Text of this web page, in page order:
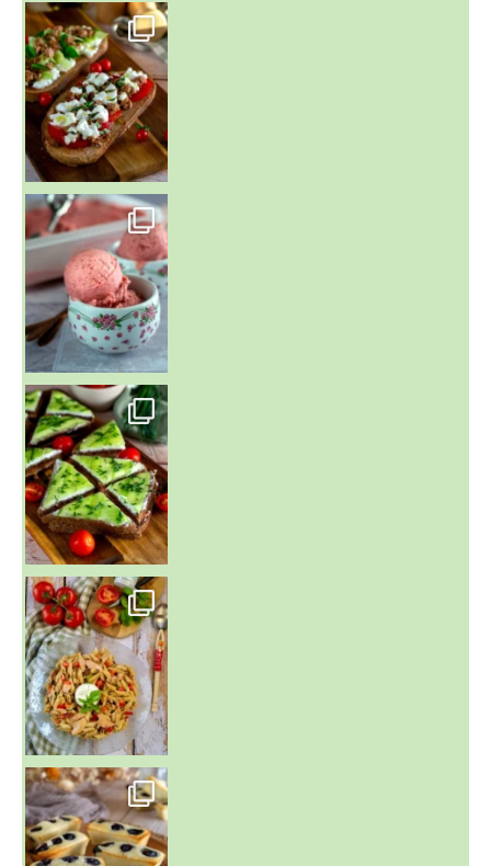
~ NICE CREAM À LA FRAISE ~
Presque un mois que
~ SALADE DE PÂTES AUX DEUX TOMATES THON ET BURRA
~ FINANCIERS MYRTILLES ET CITRON ~
Aujourd'hu